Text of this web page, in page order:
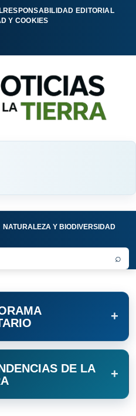
RESPONSABILIDAD EDITORIAL
Y COOKIES
NATURALEZA Y BIODIVERSIDAD
⌕
+
DE LA
+